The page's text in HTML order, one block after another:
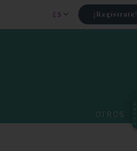
¡Regístrate!
ES
OTROS